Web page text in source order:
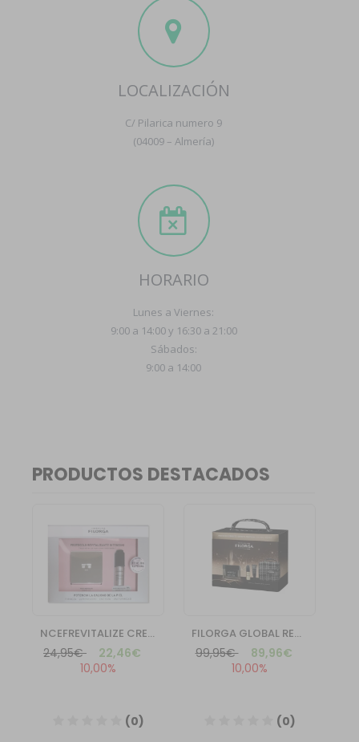
LOCALIZACIÓN
C/ Pilarica numero 9
(04009 – Almería)
HORARIO
Lunes a Viernes:
9:00 a 14:00 y 16:30 a 21:00
Sábados:
9:00 a 14:00